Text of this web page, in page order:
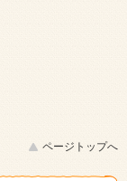
ページトップへ